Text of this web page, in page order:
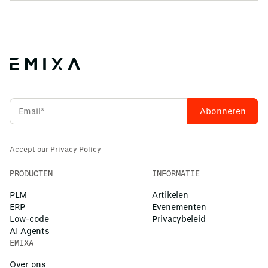
voordelen behalen door gebruik te maken van deze
simulatietool.
het verkennen van licentiemogelijkheden, het regelen van
Tecnomatix Process Simulate. Daarnaast bieden wij
training en ondersteuning om een soepele implementatie
Accept our Privacy Policy
PRODUCTEN
PLM
ERP
Low-code
AI Agents
INFORMATIE
Artikelen
Evenementen
Privacybeleid
EMIXA
Over ons